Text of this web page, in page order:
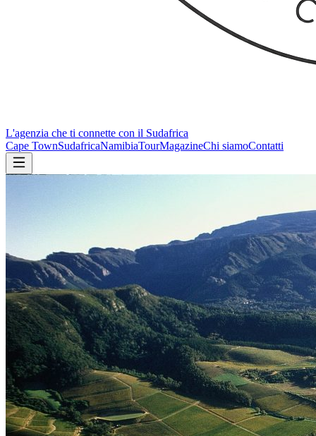
L'agenzia che ti connette con il Sudafrica
Cape TownSudafricaNamibiaTourMagazineChi siamoContatti